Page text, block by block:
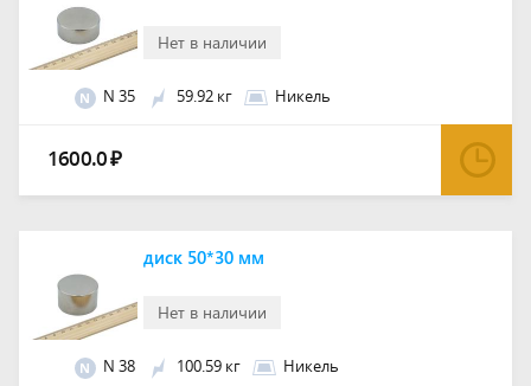
Нет в наличии
N N 35 59.92 кг Никель
1600.0₽
Нет в наличии
диск 50*30 мм
N N 38 100.59 кг Никель